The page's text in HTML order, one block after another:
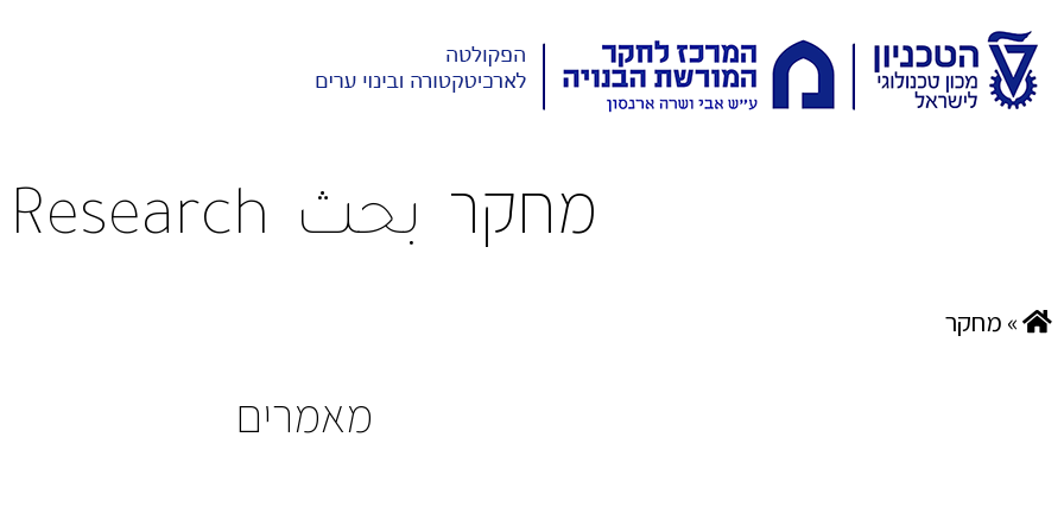
מחקר بحث Research
» מחקר
מאמרים